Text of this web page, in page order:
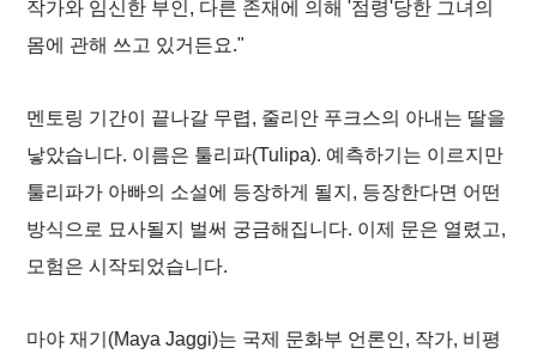
작가와 임신한 부인, 다른 존재에 의해 '점령'당한 그녀의
몸에 관해 쓰고 있거든요."
멘토링 기간이 끝나갈 무렵, 줄리안 푸크스의 아내는 딸을
낳았습니다. 이름은 툴리파(Tulipa). 예측하기는 이르지만
툴리파가 아빠의 소설에 등장하게 될지, 등장한다면 어떤
방식으로 묘사될지 벌써 궁금해집니다. 이제 문은 열렸고,
모험은 시작되었습니다.
마야 재기(Maya Jaggi)는 국제 문화부 언론인, 작가, 비평